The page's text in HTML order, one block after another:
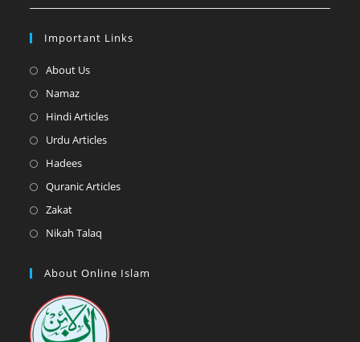
Important Links
About UsOpens
a
tab
NamazOpens
in
tab
Hindi ArticlesOpens
tab
Urdu ArticlesOpens
a
HadeesOpens
in
tab
Quranic ArticlesOpens
tab
ZakatOpens
in
new
Nikah Talaq
a
tab
About Online Islam